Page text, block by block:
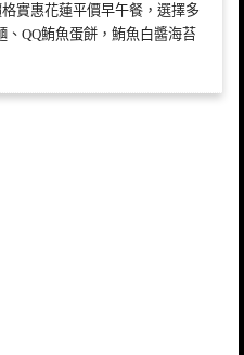
實惠花蓮平價早午餐，選擇多
QQ鮪魚蛋餅，鮪魚白醬海苔